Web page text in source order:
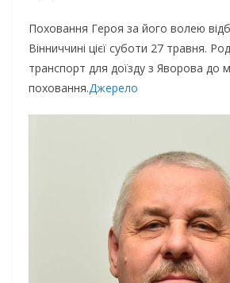
Поховання Героя за його волею
Вінниччині цієї суботи 27 травня.
транспорт для доїзду з Яворова до
поховання.Джерело